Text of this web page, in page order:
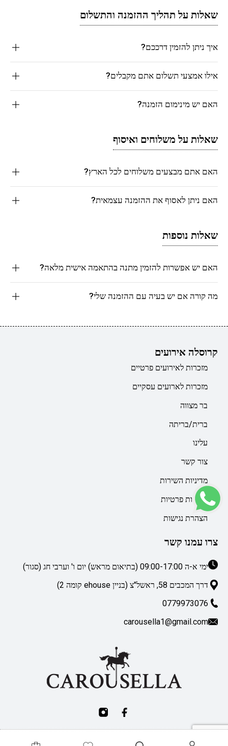
שאלות על תהליך ההזמנה והתשלום
איך ניתן להזמין דרככם?
אילו אמצעי תשלום אתם מקבלים?
האם יש מינימום הזמנה?
שאלות על משלוחים ואיסוף
האם אתם מבצעים משלוחים לכל הארץ?
האם ניתן לאסוף את ההזמנה עצמאית?
שאלות נוספות
האם יש אפשרות להזמין מתנה בהתאמה אישית מלאה?
מה קורה אם יש בעיה עם ההזמנה שלי?
קרוסלה אירועים
מזכרות לאירועים פרטיים
מזכרות לארועים עסקיים
בר מצווה
ברית/בריתה
עלינו
צור קשר
מדיניות השירות
מדיניות פרטיות
הצהרת נגישות
צרו עמנו קשר
ימי א-ה 09:00-17:00 (בתיאום מראש) יום ו' וערבי חג (סגור)
דרך המכבים 58, ראשל"צ (בניין ehouse קומה 2)
0779973076
carousella1@gmail.com